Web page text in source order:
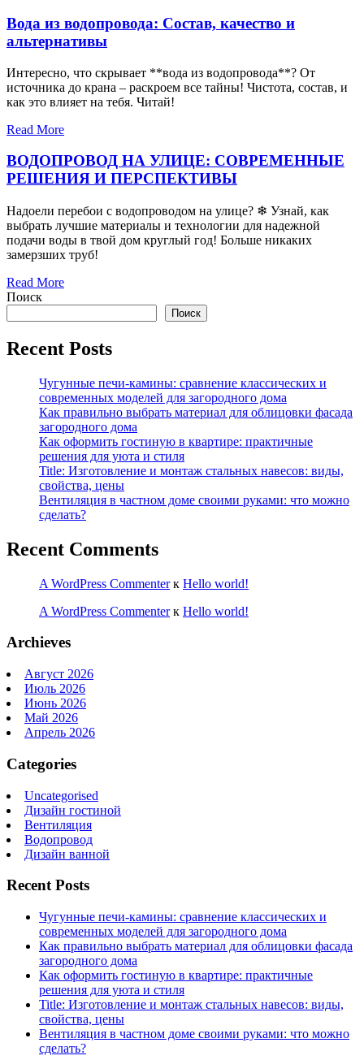
Вода из водопровода: Состав, качество и
альтернативы
Интересно, что скрывает **вода из водопровода**? От
источника до крана – раскроем все тайны! Чистота, состав, и
как это влияет на тебя. Читай!
Read More
ВОДОПРОВОД НА УЛИЦЕ: СОВРЕМЕННЫЕ
РЕШЕНИЯ И ПЕРСПЕКТИВЫ
Надоели перебои с водопроводом на улице? ❄ Узнай, как
выбрать лучшие материалы и технологии для надежной
подачи воды в твой дом круглый год! Больше никаких
замерзших труб!
Read More
Поиск
Поиск
Recent Posts
Чугунные печи-камины: сравнение классических и
современных моделей для загородного дома
Как правильно выбрать материал для облицовки фасада
загородного дома
Как оформить гостиную в квартире: практичные
решения для уюта и стиля
Title: Изготовление и монтаж стальных навесов: виды,
свойства, цены
Вентиляция в частном доме своими руками: что можно
сделать?
Recent Comments
A WordPress Commenterк Hello world!
A WordPress Commenterк Hello world!
Archieves
Август 2026
Июль 2026
Июнь 2026
Май 2026
Апрель 2026
Categories
Uncategorised
Дизайн гостиной
Вентиляция
Водопровод
Дизайн ванной
Recent Posts
Чугунные печи-камины: сравнение классических и
современных моделей для загородного дома
Как правильно выбрать материал для облицовки фасада
загородного дома
Как оформить гостиную в квартире: практичные
решения для уюта и стиля
Title: Изготовление и монтаж стальных навесов: виды,
свойства, цены
Вентиляция в частном доме своими руками: что можно
сделать?